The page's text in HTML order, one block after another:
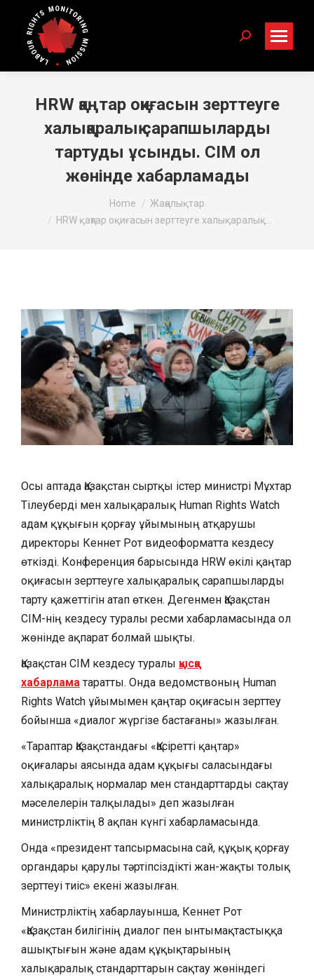
Search:
HRW қаңтар оқиғасын зерттеуге
халықаралық сарапшыларды
тартуды ұсынды. СІМ ол
жөнінде хабарламады
Home
Жаңалықтар
HRW қаңтар оқиғасын зерттеуге халықаралық…
Осы аптада Қазақстан сыртқы істер министрі Мұхтар
Тілеуберді мен халықаралық Human Rights Watch
адам құқығын қорғау ұйымының атқарушы
директоры Кеннет Рот видеоформатта кездесу
өткізді. Конференция барысында HRW өкілі қаңтар
оқиғасын зерттеуге халықаралық сарапшыларды
тарту қажеттігін атап өткен. Дегенмен Қазақстан
СІМ-нің кездесу туралы ресми хабарламасында ол
жөнінде ақпарат болмай шықты.
Қазақстан СІМ кездесу туралы қысқа
хабарлама таратты. Онда ведомствоның Human
Rights Watch ұйымымен қаңтар оқиғасын зерттеу
бойынша «диалог жүргізе бастағаны» жазылған.
«Тараптар Қазақстандағы «Қасіретті қаңтар»
оқиғалары аясында адам құқығы саласындағы
халықаралық нормалар мен стандарттарды сақтау
мәселелерін талқылады» деп жазылған
министрліктің 8 ақпан күнгі хабарламасында.
Онда «президент тапсырмасына сай, құқық қорғау
органдары қарулы тәртіпсіздікті жан-жақты толық
зерттеуі тиіс» екені жазылған.
Министрліктің хабарлауынша, Кеннет Рот
«Қазақстан билігінің диалог пен ынтымақтастыққа
ашықтығын және адам құқықтарының
халықаралық стандарттарын сақтау жөніндегі